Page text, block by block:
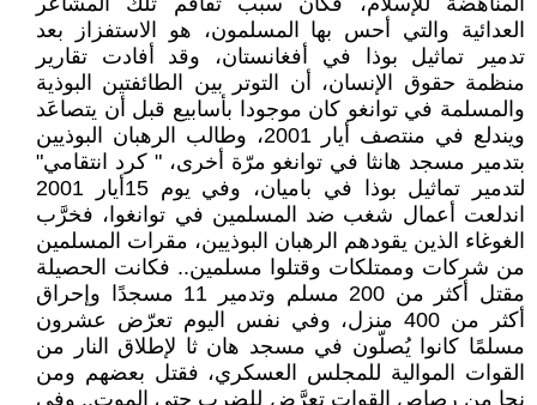
العدائية والتي أحس بها المسلمون، هو الاستفزاز بعد
تدمير تماثيل بوذا في أفغانستان، وقد أفادت تقارير
منظمة حقوق الإنسان، أن التوتر بين الطائفتين البوذية
والمسلمة في توانغو كان موجودا بأسابيع قبل أن يتصاعَد
ويندلع في منتصف أيار 2001، وطالب الرهبان البوذيين
بتدمير مسجد هانثا في توانغو مرّة أخرى، " كرد انتقامي"
لتدمير تماثيل بوذا في باميان، وفي يوم 15أيار 2001
اندلعت أعمال شغب ضد المسلمين في توانغوا، فخرَّب
الغوغاء الذين يقودهم الرهبان البوذيين، مقرات المسلمين
من شركات وممتلكات وقتلوا مسلمين.. فكانت الحصيلة
مقتل أكثر من 200 مسلم وتدمير 11 مسجدًا وإحراق
أكثر من 400 منزل، وفي نفس اليوم تعرّض عشرون
مسلمًا كانوا يُصلّون في مسجد هان ثا لإطلاق النار من
القوات الموالية للمجلس العسكري، فقتل بعضهم ومن
نجا من رصاص القوات تعرَّض للضرب حتى الموت.. وفي